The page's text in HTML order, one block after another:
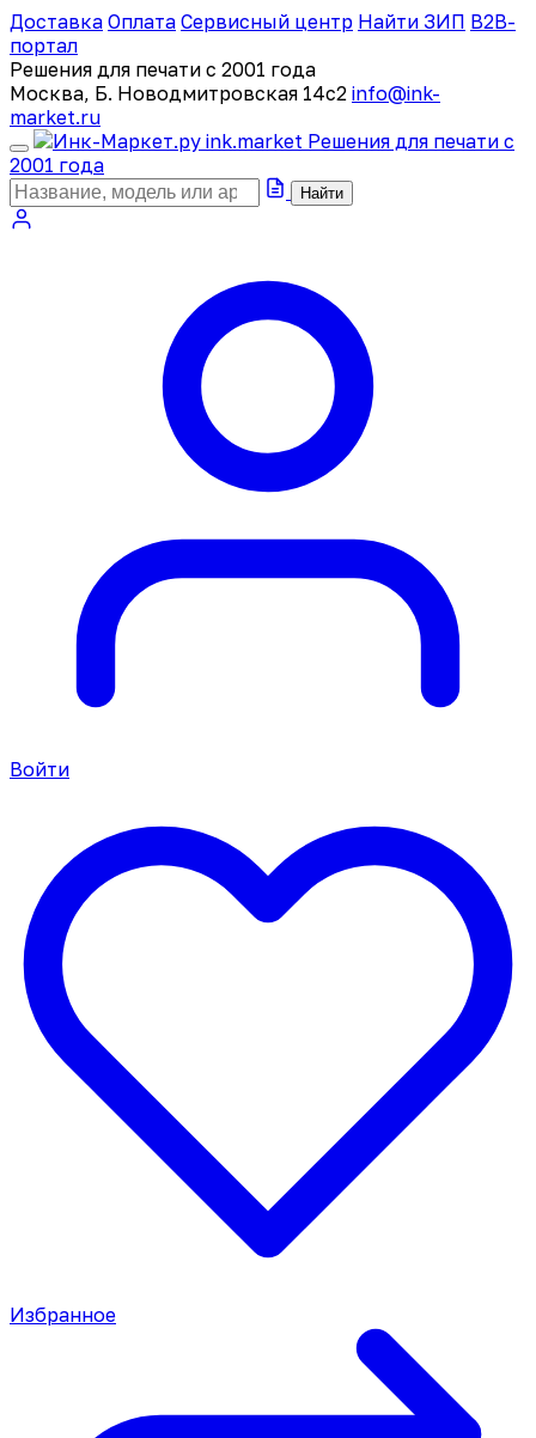
Доставка Оплата Сервисный центр Найти ЗИП B2B-
портал
Решения для печати с 2001 года
Москва, Б. Новодмитровская 14с2 info@ink-
market.ru
ink.market Решения для печати с
2001 года
Найти
Войти
Избранное